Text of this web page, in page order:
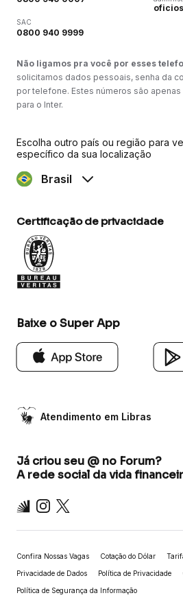
SAC
0800 940 9999
Não ligamos pra você por esses
solicitamos dados pessoais, senha da
por telefone. Estes números são
para o Inter.
Escolha outro país ou região para
específico da sua localização
Brasil
Certificação de privacidade
Baixe o Super App
Atendimento em Libras
Já criou seu @ no Forum?
A rede social da vida
Inter Instagram
X
Confira Nossas Vagas Cotação do Dólar
Privacidade de Dados Política de Privacidade
Política de Segurança da Informação